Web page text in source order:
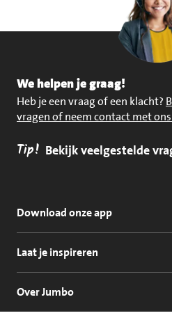
We helpen je graag!
Heb je een vraag of een klacht?
vragen of neem contact met
Tip! Bekijk veelgestelde
Download onze app
Laat je inspireren
Over Jumbo